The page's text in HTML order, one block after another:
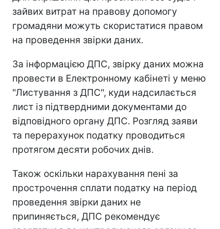
зайвих витрат на правову допомогу
громадяни можуть скористатися правом
на проведення звірки даних.
За інформацією ДПС, звірку даних можна
провести в Електронному кабінеті у меню
"Листування з ДПС", куди надсилається
лист із підтвердними документами до
відповідного органу ДПС. Розгляд заяви
та перерахунок податку проводиться
протягом десяти робочих днів.
Також оскільки нарахування пені за
прострочення сплати податку на період
проведення звірки даних не
припиняється, ДПС рекомендує